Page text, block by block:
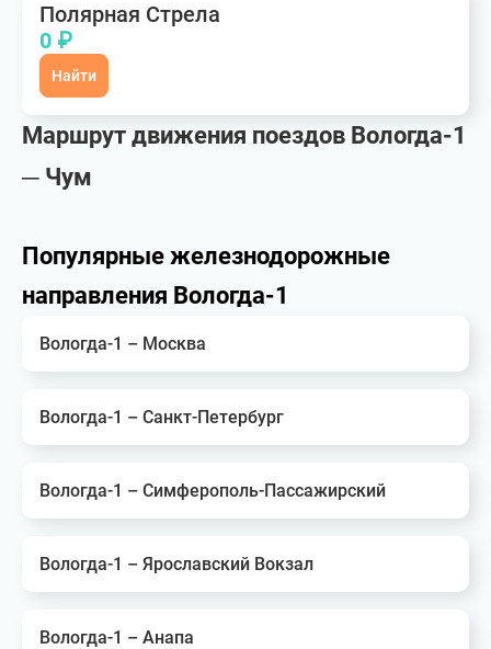
Полярная Стрела
0 ₽
Найти
Маршрут движения поездов Вологда-1
─ Чум
Популярные железнодорожные
направления Вологда-1
Вологда-1 – Москва
Вологда-1 – Санкт-Петербург
Вологда-1 – Симферополь-Пассажирский
Вологда-1 – Ярославский Вокзал
Вологда-1 – Анапа